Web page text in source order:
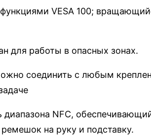
VESA 100;
для работы в опасных зонах.
соединить с любым
NFC,
на руку и подставку.